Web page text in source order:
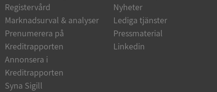
Registervård
Marknadsurval & analyser
Prenumerera på
Kreditrapporten
Annonsera i
Kreditrapporten
Syna Sigill
Nyheter
Lediga tjänster
Pressmaterial
Linkedin
ASP.NET_SessionId
Microsoft
Corporation
de.syna.se